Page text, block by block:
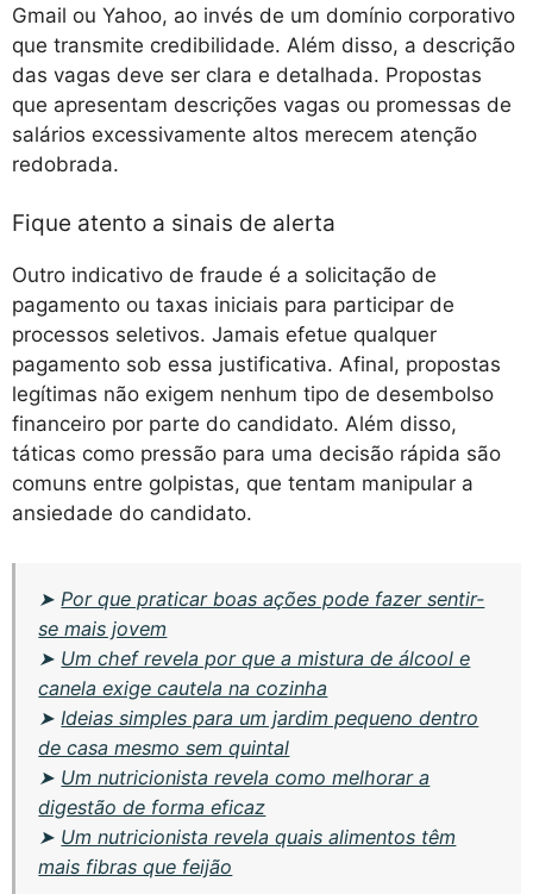
Gmail ou Yahoo, ao invés de um domínio corporativo
que transmite credibilidade. Além disso, a descrição
das vagas deve ser clara e detalhada. Propostas
que apresentam descrições vagas ou promessas de
salários excessivamente altos merecem atenção
redobrada.
Fique atento a sinais de alerta
Outro indicativo de fraude é a solicitação de
pagamento ou taxas iniciais para participar de
processos seletivos. Jamais efetue qualquer
pagamento sob essa justificativa. Afinal, propostas
legítimas não exigem nenhum tipo de desembolso
financeiro por parte do candidato. Além disso,
táticas como pressão para uma decisão rápida são
comuns entre golpistas, que tentam manipular a
ansiedade do candidato.
➤ Por que praticar boas ações pode fazer sentir-
se mais jovem
➤ Um chef revela por que a mistura de álcool e
canela exige cautela na cozinha
➤ Ideias simples para um jardim pequeno dentro
de casa mesmo sem quintal
➤ Um nutricionista revela como melhorar a
digestão de forma eficaz
➤ Um nutricionista revela quais alimentos têm
mais fibras que feijão